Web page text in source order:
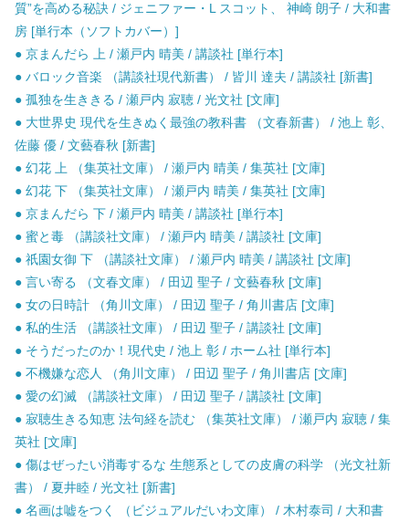
質”を高める秘訣 / ジェニファー・L スコット、 神崎 朗子 / 大和書
房 [単行本（ソフトカバー）]
● 京まんだら 上 / 瀬戸内 晴美 / 講談社 [単行本]
● バロック音楽 （講談社現代新書） / 皆川 達夫 / 講談社 [新書]
● 孤独を生ききる / 瀬戸内 寂聴 / 光文社 [文庫]
● 大世界史 現代を生きぬく最強の教科書 （文春新書） / 池上 彰、
佐藤 優 / 文藝春秋 [新書]
● 幻花 上 （集英社文庫） / 瀬戸内 晴美 / 集英社 [文庫]
● 幻花 下 （集英社文庫） / 瀬戸内 晴美 / 集英社 [文庫]
● 京まんだら 下 / 瀬戸内 晴美 / 講談社 [単行本]
● 蜜と毒 （講談社文庫） / 瀬戸内 晴美 / 講談社 [文庫]
● 祇園女御 下 （講談社文庫） / 瀬戸内 晴美 / 講談社 [文庫]
● 言い寄る （文春文庫） / 田辺 聖子 / 文藝春秋 [文庫]
● 女の日時計 （角川文庫） / 田辺 聖子 / 角川書店 [文庫]
● 私的生活 （講談社文庫） / 田辺 聖子 / 講談社 [文庫]
● そうだったのか！現代史 / 池上 彰 / ホーム社 [単行本]
● 不機嫌な恋人 （角川文庫） / 田辺 聖子 / 角川書店 [文庫]
● 愛の幻滅 （講談社文庫） / 田辺 聖子 / 講談社 [文庫]
● 寂聴生きる知恵 法句経を読む （集英社文庫） / 瀬戸内 寂聴 / 集
英社 [文庫]
● 傷はぜったい消毒するな 生態系としての皮膚の科学 （光文社新
書） / 夏井睦 / 光文社 [新書]
● 名画は嘘をつく （ビジュアルだいわ文庫） / 木村泰司 / 大和書